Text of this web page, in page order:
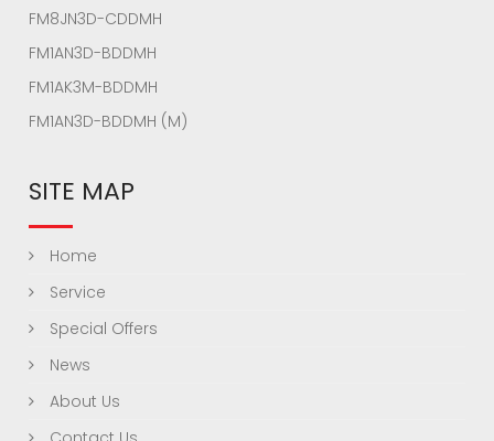
FM8JN3D-CDDMH
FM1AN3D-BDDMH
FM1AK3M-BDDMH
FM1AN3D-BDDMH (M)
SITE MAP
Home
Service
Special Offers
News
About Us